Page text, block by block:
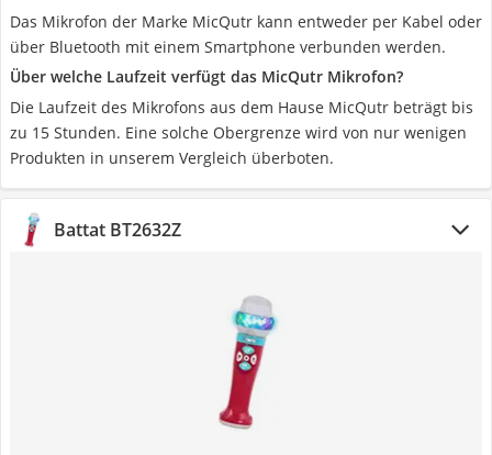
Das Mikrofon der Marke MicQutr kann entweder per Kabel oder
über Bluetooth mit einem Smartphone verbunden werden.
Über welche Laufzeit verfügt das MicQutr Mikrofon?
Die Laufzeit des Mikrofons aus dem Hause MicQutr beträgt bis
zu 15 Stunden. Eine solche Obergrenze wird von nur wenigen
Produkten in unserem Vergleich überboten.
Battat BT2632Z